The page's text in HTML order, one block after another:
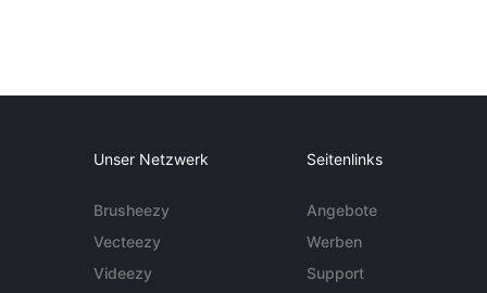
Unser Netzwerk
Brusheezy
Vecteezy
Videezy
Seitenlinks
Angebote
Werben
Support